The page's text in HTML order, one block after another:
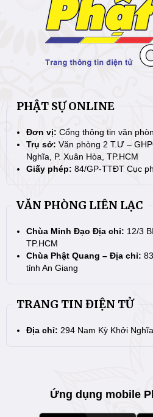
PHẬT SỰ ONLINE
Đơn vị: Cổng thông tin văn
Trụ sở: Văn phòng 2 T.Ư –
Nghĩa, P. Xuân Hòa, TP.HCM
Giấy phép: 84/GP-TTĐT Cục
VĂN PHÒNG LIÊN LẠC
Chùa Minh Đạo Địa chỉ: 12/3
TP.HCM
Chùa Phật Quang – Địa chỉ:
tỉnh An Giang
TRANG TIN ĐIỆN TỬ
Địa chỉ: 294 Nam Kỳ Khởi
Ứng dụng mobile